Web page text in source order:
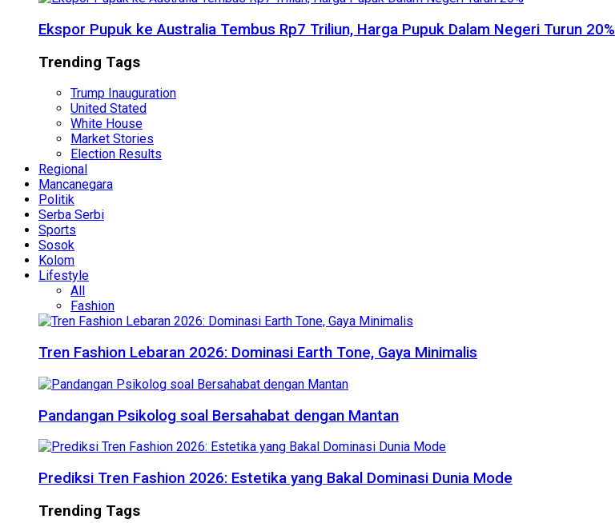
Ekspor Pupuk ke Australia Tembus Rp7 Triliun, Harga Pupuk Dalam Negeri Turun 20%
Trending Tags
Trump Inauguration
United Stated
White House
Market Stories
Election Results
Regional
Mancanegara
Politik
Serba Serbi
Sports
Sosok
Kolom
Lifestyle
All
Fashion
Tren Fashion Lebaran 2026: Dominasi Earth Tone, Gaya Minimalis
Pandangan Psikolog soal Bersahabat dengan Mantan
Prediksi Tren Fashion 2026: Estetika yang Bakal Dominasi Dunia Mode
Trending Tags